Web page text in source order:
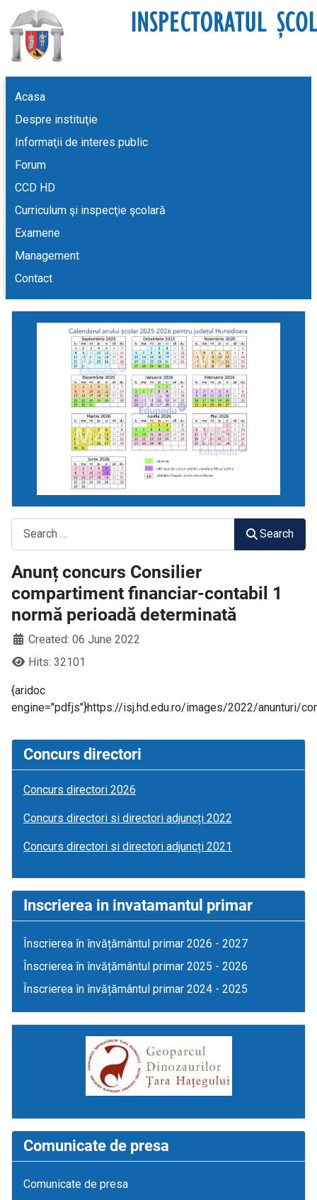
Acasa
Despre instituţie
Informaţii de interes public
Forum
CCD HD
Curriculum şi inspecţie şcolară
Examene
Management
Contact
Search
Anunț concurs Consilier
compartiment financiar-contabil 1
normă perioadă determinată
Created: 06 June 2022
Hits: 32101
{aridoc
engine="pdfjs"}https://isj.hd.edu.ro/images/2022/anunturi/
Concurs directori
Concurs directori 2026
Concurs directori si directori adjuncți 2022
Concurs directori si directori adjuncți 2021
Inscrierea in invatamantul primar
Înscrierea în învățământul primar 2026 - 2027
Înscrierea în învățământul primar 2025 - 2026
Înscrierea în învățământul primar 2024 - 2025
Comunicate de presa
Comunicate de presa